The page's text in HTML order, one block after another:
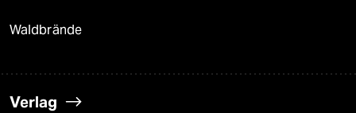
Waldbrände
Verlag